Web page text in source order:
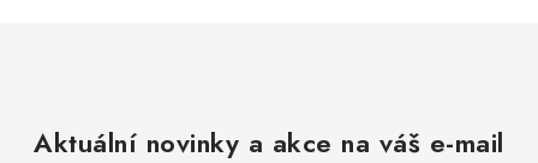
Aktuální novinky a akce na váš e-mail